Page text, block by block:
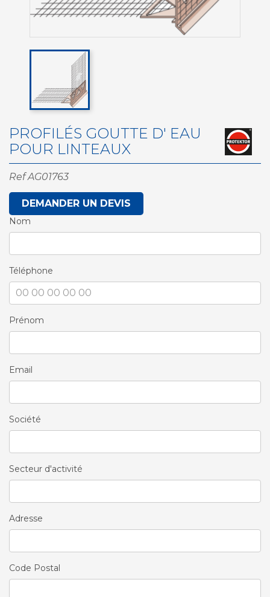
PROFILÉS GOUTTE D' EAU
POUR LINTEAUX
Ref AG01763
DEMANDER UN DEVIS
Nom
Téléphone
Prénom
Email
Société
Secteur d'activité
Adresse
Code Postal